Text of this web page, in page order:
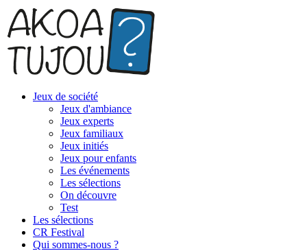
Jeux de société
Jeux d'ambiance
Jeux experts
Jeux familiaux
Jeux initiés
Jeux pour enfants
Les événements
Les sélections
On découvre
Test
Les sélections
CR Festival
Qui sommes-nous ?